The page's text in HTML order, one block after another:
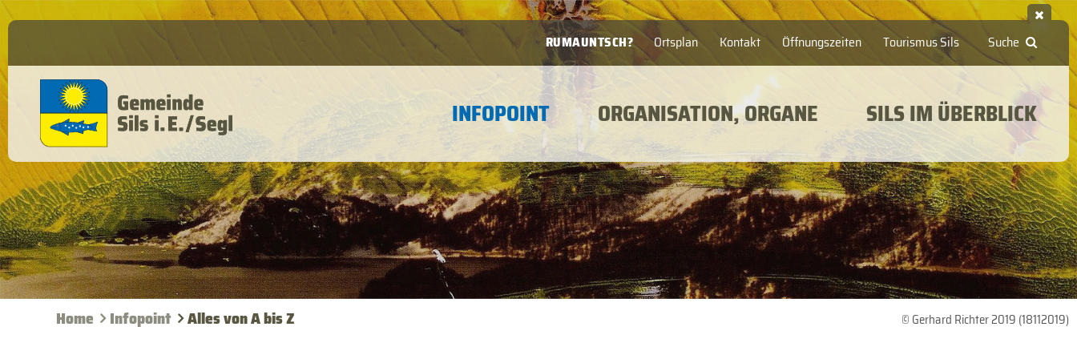
Suche
Ortsplan Kontakt Öffnungszeiten Tourismus Sils
RUMAUNTSCH?
INFOPOINT ORGANISATION, ORGANE SILS IM ÜBERBLICK
© Gerhard Richter 2019 (18112019)
Home Infopoint Alles von A bis Z